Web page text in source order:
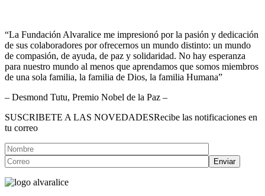
“La Fundación Alvaralice me impresionó por la pasión y dedicación
de sus colaboradores por ofrecernos un mundo distinto: un mundo
de compasión, de ayuda, de paz y solidaridad. No hay esperanza
para nuestro mundo al menos que aprendamos que somos miembros
de una sola familia, la familia de Dios, la familia Humana”
– Desmond Tutu, Premio Nobel de la Paz –
SUSCRIBETE A LAS NOVEDADESRecibe las notificaciones en
tu correo